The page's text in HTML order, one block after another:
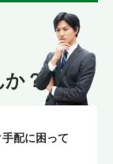
か？
配に困って